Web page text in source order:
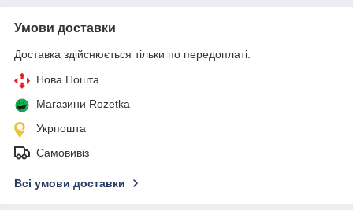
Умови доставки
Доставка здійснюється тільки по передоплаті.
Нова Пошта
Магазини Rozetka
Укрпошта
Самовивіз
Всі умови доставки